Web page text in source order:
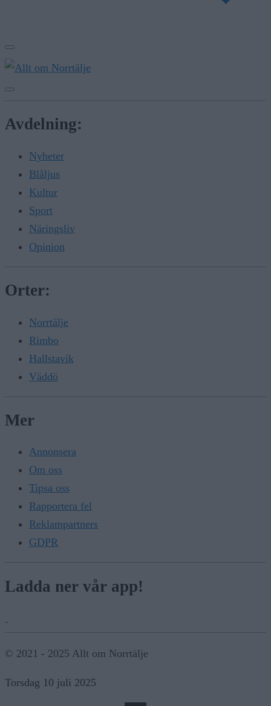
Avdelning:
Nyheter
Blåljus
Kultur
Sport
Näringsliv
Opinion
Orter:
Norrtälje
Rimbo
Hallstavik
Väddö
Mer
Annonsera
Om oss
Tipsa oss
Rapportera fel
Reklampartners
GDPR
Ladda ner vår app!
© 2021 - 2025 Allt om Norrtälje
Torsdag 10 juli 2025